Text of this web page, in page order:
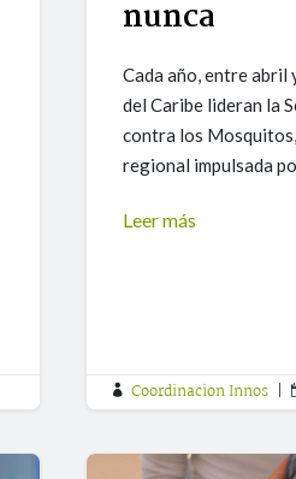
nunca
Cada año, entre abril
del Caribe lideran la
contra los Mosquitos,
regional impulsada
Leer más
 Coordinacion Innos |